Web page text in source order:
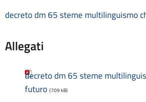
Consulenti e collaboratori
Contrattazione integrativa
Corsi
D.S.G.A.
Dirigente Scolastico
decreto dm 65 steme multilinguismo
Allegati
decreto dm 65 steme
futuro (709 kB)